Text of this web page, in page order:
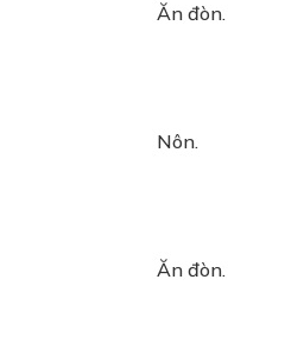
Ăn đòn.
Nôn.
Ăn đòn.